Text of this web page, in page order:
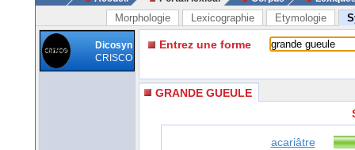
Morphologie Lexicographie Etymologie
Dicosyn
CRISCO
Entrez une forme
GRANDE GUEULE
acariâtre